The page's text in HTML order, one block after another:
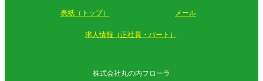
表紙（トップ） メール
求人情報（正社員・パート）
株式会社丸の内フローラ